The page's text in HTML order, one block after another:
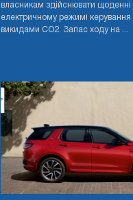
власникам здійснювати щоденні
електричному режимі керування
викидами CO2. Запас ходу на ...